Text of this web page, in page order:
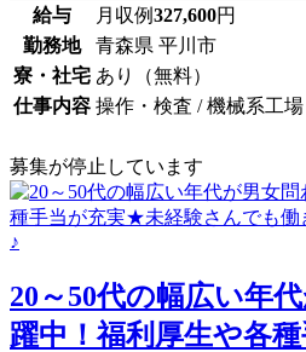
給与 月収例327,600円
勤務地
青森県 平川市
寮・社宅 あり（無料）
仕事内容 操作・検査 / 機械系工場
募集が停止しています
20～50代の幅広い年
躍中！福利厚生や各